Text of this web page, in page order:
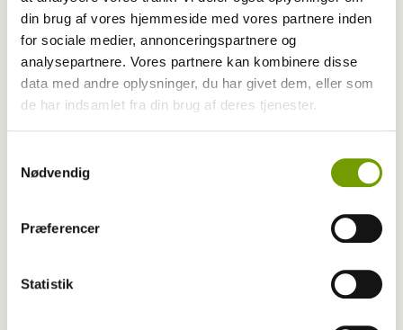
din brug af vores hjemmeside med vores partnere inden
for sociale medier, annonceringspartnere og
analysepartnere. Vores partnere kan kombinere disse
data med andre oplysninger, du har givet dem, eller som
de har indsamlet fra din brug af deres tjenester.
Nødvendig
Præferencer
Statistik
En god dag på jobbet